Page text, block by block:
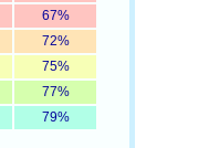
67%
72%
75%
77%
79%